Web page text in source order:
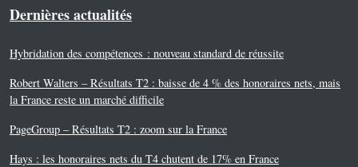
Dernières actualités
Hybridation des compétences : nouveau standard de réussite
Robert Walters – Résultats T2 : baisse de 4 % des honoraires nets, mais
la France reste un marché difficile
PageGroup – Résultats T2 : zoom sur la France
Hays : les honoraires nets du T4 chutent de 17% en France